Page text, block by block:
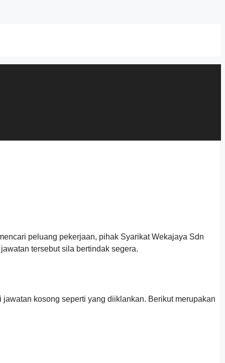
peluang pekerjaan, pihak Syarikat Wekajaya Sdn
tersebut sila bertindak segera.
kosong seperti yang diiklankan. Berikut merupakan